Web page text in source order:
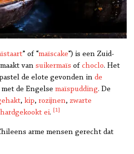
” of “maïscake“) is een Zuid-
van suikermaïs of choclo. Het
de elote gevonden in de
de Engelse maïspudding. De
, kip, rozijnen, zwarte
hardgekookt ei. [1]
arme mensen gerecht dat